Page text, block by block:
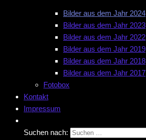
Bilder aus dem Jahr 2024
Bilder aus dem Jahr 2023
Bilder aus dem Jahr 2022
Bilder aus dem Jahr 2019
Bilder aus dem Jahr 2018
Bilder aus dem Jahr 2017
Fotobox
Kontakt
Impressum
Suchen nach: